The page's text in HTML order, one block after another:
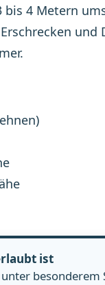
bis 4 Metern
und
ist
besonderem